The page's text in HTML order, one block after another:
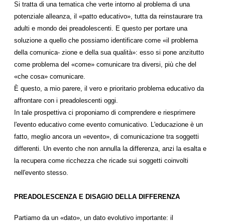
Si tratta di una tematica che verte intorno al problema di una
potenziale alleanza, il «patto educativo», tutta da reinstaurare tra
adulti e mondo dei preadolescenti. E questo per portare una
soluzione a quello che possiamo identificare come «il problema
della comunica- zione e della sua qualità»: esso si pone anzitutto
come problema del «come» comunicare tra diversi, più che del
«che cosa» comunicare.
È questo, a mio parere, il vero e prioritario problema educativo da
affrontare con i preadolescenti oggi.
In tale prospettiva ci proponiamo di comprendere e riesprimere
l'evento educativo come evento comunicativo. L'educazione è un
fatto, meglio ancora un «evento», di comunicazione tra soggetti
differenti. Un evento che non annulla la differenza, anzi la esalta e
la recupera come ricchezza che ricade sui soggetti coinvolti
nell'evento stesso.
PREADOLESCENZA E DISAGIO DELLA DIFFERENZA
Partiamo da un «dato», un dato evolutivo importante: il